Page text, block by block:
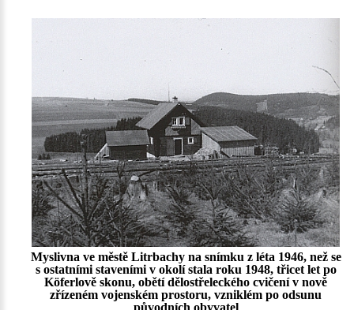
Myslivna ve městě Litrbachy na snímku z léta 1946, než se
s ostatními staveními v okolí stala roku 1948, třicet let po
Köferlově skonu, obětí dělostřeleckého cvičení v nově
zřízeném vojenském prostoru, vzniklém po odsunu
původních obyvatel